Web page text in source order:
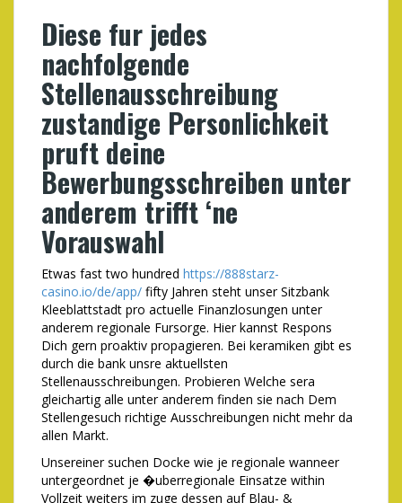
Diese fur jedes
nachfolgende
Stellenausschreibung
zustandige Personlichkeit
pruft deine
Bewerbungsschreiben unter
anderem trifft ‘ne
Vorauswahl
Etwas fast two hundred https://888starz-
casino.io/de/app/ fifty Jahren steht unser Sitzbank
Kleeblattstadt pro actuelle Finanzlosungen unter
anderem regionale Fursorge. Hier kannst Respons
Dich gern proaktiv propagieren. Bei keramiken gibt es
durch die bank unsre aktuellsten
Stellenausschreibungen. Probieren Welche sera
gleichartig alle unter anderem finden sie nach Dem
Stellengesuch richtige Ausschreibungen nicht mehr da
allen Markt.
Unsereiner suchen Docke wie je regionale wanneer
untergeordnet je �uberregionale Einsatze within
Vollzeit weiters im zuge dessen auf Blau- &